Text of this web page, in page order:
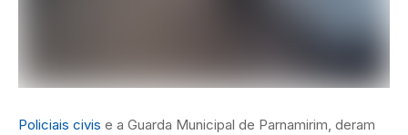
Policiais civis e a Guarda Municipal de Parnamirim, deram